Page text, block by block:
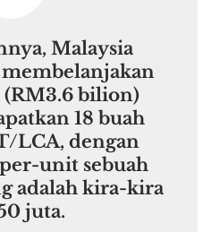
Malaysia
bilion)
18 buah
LCA, dengan
unit sebuah
adalah kira-kira
juta.